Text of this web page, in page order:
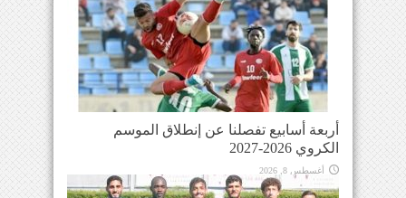
أربعة أسابيع تفصلنا عن إنطلاق الموسم
الكروي 2026-2027
أغسطس 8, 2026